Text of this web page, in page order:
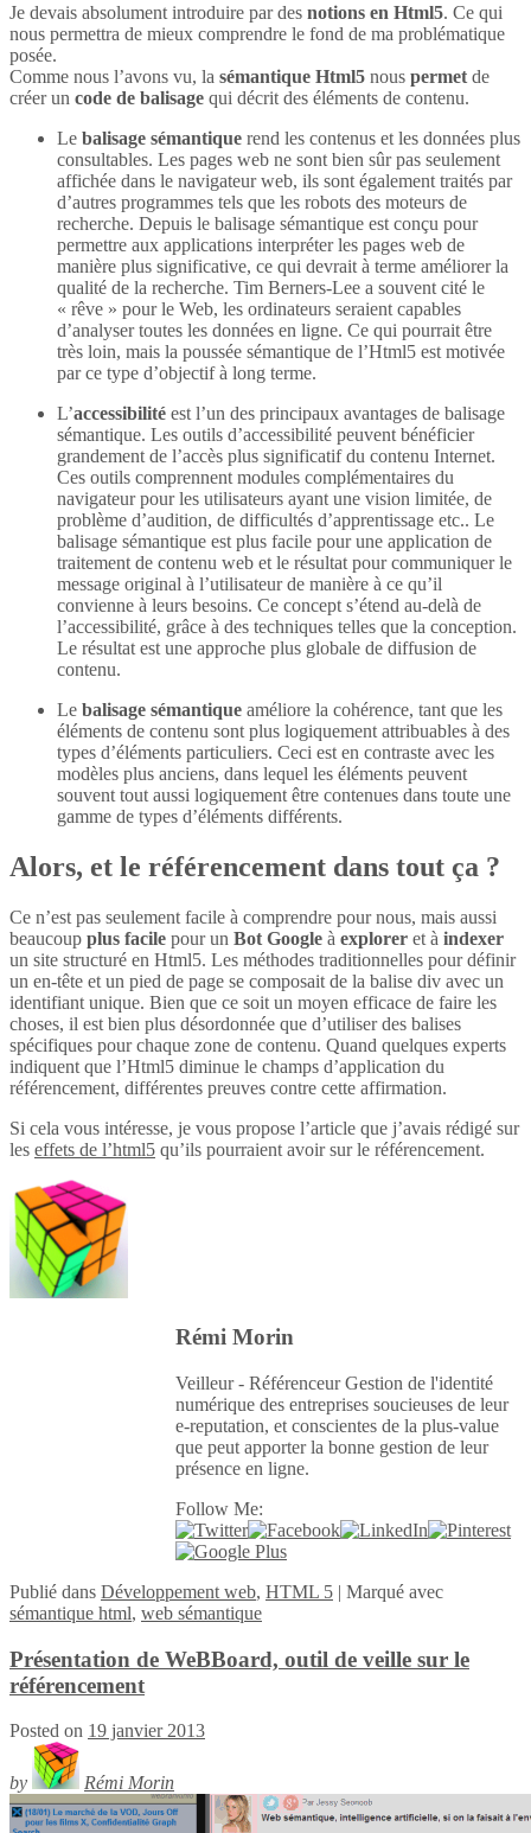
Je devais absolument introduire par des notions en Html5. Ce qui
nous permettra de mieux comprendre le fond de ma problématique
posée.
Comme nous l’avons vu, la sémantique Html5 nous permet de
créer un code de balisage qui décrit des éléments de contenu.
Le balisage sémantique rend les contenus et les données plus
consultables. Les pages web ne sont bien sûr pas seulement
affichée dans le navigateur web, ils sont également traités par
d’autres programmes tels que les robots des moteurs de
recherche. Depuis le balisage sémantique est conçu pour
permettre aux applications interpréter les pages web de
manière plus significative, ce qui devrait à terme améliorer la
qualité de la recherche. Tim Berners-Lee a souvent cité le
« rêve » pour le Web, les ordinateurs seraient capables
d’analyser toutes les données en ligne. Ce qui pourrait être
très loin, mais la poussée sémantique de l’Html5 est motivée
par ce type d’objectif à long terme.
L’accessibilité est l’un des principaux avantages de balisage
sémantique. Les outils d’accessibilité peuvent bénéficier
grandement de l’accès plus significatif du contenu Internet.
Ces outils comprennent modules complémentaires du
navigateur pour les utilisateurs ayant une vision limitée, de
problème d’audition, de difficultés d’apprentissage etc.. Le
balisage sémantique est plus facile pour une application de
traitement de contenu web et le résultat pour communiquer le
message original à l’utilisateur de manière à ce qu’il
convienne à leurs besoins. Ce concept s’étend au-delà de
l’accessibilité, grâce à des techniques telles que la conception.
Le résultat est une approche plus globale de diffusion de
contenu.
Le balisage sémantique améliore la cohérence, tant que les
éléments de contenu sont plus logiquement attribuables à des
types d’éléments particuliers. Ceci est en contraste avec les
modèles plus anciens, dans lequel les éléments peuvent
souvent tout aussi logiquement être contenues dans toute une
gamme de types d’éléments différents.
Alors, et le référencement dans tout ça ?
Ce n’est pas seulement facile à comprendre pour nous, mais aussi
beaucoup plus facile pour un Bot Google à explorer et à indexer
un site structuré en Html5. Les méthodes traditionnelles pour définir
un en-tête et un pied de page se composait de la balise div avec un
identifiant unique. Bien que ce soit un moyen efficace de faire les
choses, il est bien plus désordonnée que d’utiliser des balises
spécifiques pour chaque zone de contenu. Quand quelques experts
indiquent que l’Html5 diminue le champs d’application du
référencement, différentes preuves contre cette affirmation.
Si cela vous intéresse, je vous propose l’article que j’avais rédigé sur
les effets de l’html5 qu’ils pourraient avoir sur le référencement.
Rémi Morin
Veilleur - Référenceur Gestion de l'identité
numérique des entreprises soucieuses de leur
e-reputation, et conscientes de la plus-value
que peut apporter la bonne gestion de leur
présence en ligne.
Follow Me:
Publié dans Développement web, HTML 5 | Marqué avec
sémantique html, web sémantique
Présentation de WeBBoard, outil de veille sur le
référencement
Posted on 19 janvier 2013
by Rémi Morin